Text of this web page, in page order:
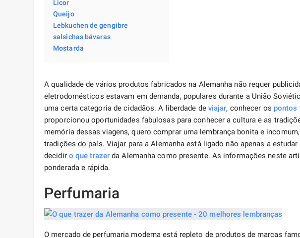
Licor
Queijo
Lebkuchen de gengibre
salsichas bávaras
Mostarda
A qualidade de vários produtos fabricados na Alemanha não requer
eletrodomésticos estavam em demanda, populares durante a União
uma certa categoria de cidadãos. A liberdade de viajar, conhecer os pontos
proporcionou oportunidades fabulosas para conhecer a cultura e as
memória dessas viagens, quero comprar uma lembrança bonita e
tradições do país. Viajar para a Alemanha está ligado não apenas a
decidir o que trazer da Alemanha como presente. As informações neste
ponderada e rápida.
Perfumaria
O mercado de perfumaria moderna está repleto de produtos de marcas